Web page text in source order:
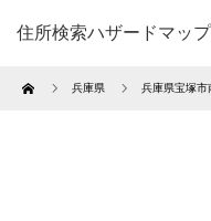
住所検索ハザードマップ
Home 兵庫県 兵庫県宝塚市